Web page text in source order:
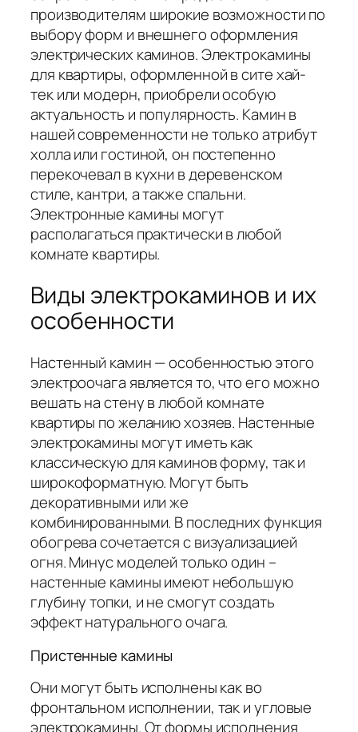
производителям широкие возможности по
выбору форм и внешнего оформления
электрических каминов. Электрокамины
для квартиры, оформленной в сите хай-
тек или модерн, приобрели особую
актуальность и популярность. Камин в
нашей современности не только атрибут
холла или гостиной, он постепенно
перекочевал в кухни в деревенском
стиле, кантри, а также спальни.
Электронные камины могут
располагаться практически в любой
комнате квартиры.
Виды электрокаминов и их
особенности
Настенный камин — особенностью этого
электроочага является то, что его можно
вешать на стену в любой комнате
квартиры по желанию хозяев. Настенные
электрокамины могут иметь как
классическую для каминов форму, так и
широкоформатную. Могут быть
декоративными или же
комбинированными. В последних функция
обогрева сочетается с визуализацией
огня. Минус моделей только один –
настенные камины имеют небольшую
глубину топки, и не смогут создать
эффект натурального очага.
Пристенные камины
Они могут быть исполнены как во
фронтальном исполнении, так и угловые
электрокамины. От формы исполнения